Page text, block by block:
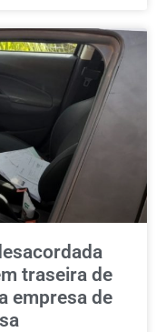
traseira de
empresa de